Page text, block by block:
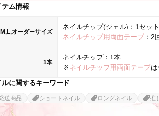
ム情報
オーダーサイズ
ネイルチップ(ジェル)：1セッ
ネイルチップ用両面テープ：2
1本
ネイルチップ：1本
※ネイルチップ用両面テープは
ルに関するキーワード
送商品 ショートネイル ロングネイル 推